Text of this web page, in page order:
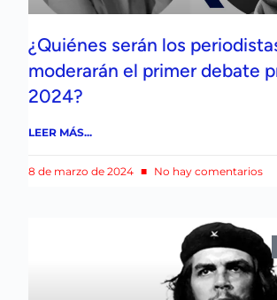
¿Quiénes serán los
moderarán el primer debate
2024?
LEER MÁS...
8 de marzo de 2024 No hay comentarios